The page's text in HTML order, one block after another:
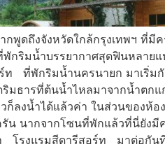
พูดถึงจังหวัดใกล้กรุงเทพฯ ที่มี
กริมน้ำบรรยากาศสุดฟินหลายแ
ท ที่พักริมน้ำนครนายก มาเริ่ม
มธารที่ต้นน้ำไหลมาจากน้ำตกแ
ลงน้ำได้แล้วค่า ในส่วนของห้อ
น นากจากโซนที่พักแล้วที่นี่ยังมี
า โรงแรมสีดารีสอร์ท มาต่อกั